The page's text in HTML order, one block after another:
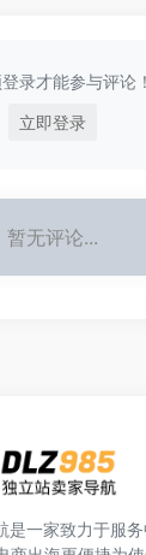
录才能参与评论！
立即登录
暂无评论...
一家致力于服